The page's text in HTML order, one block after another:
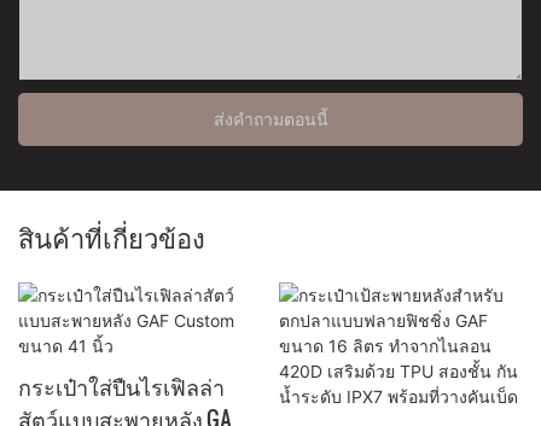
ส่งคำถามตอนนี้
สินค้าที่เกี่ยวข้อง
กระเป๋าใส่ปืนไรเฟิลล่า
สัตว์แบบสะพายหลัง GAF